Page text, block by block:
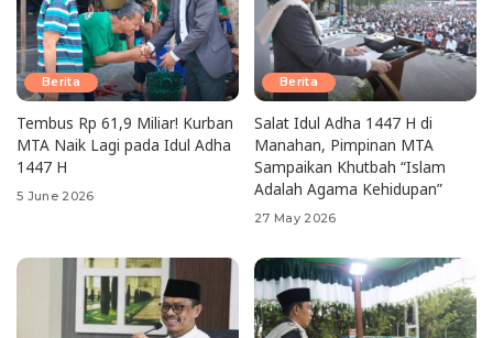
Berita
Tembus Rp 61,9 Miliar! Kurban
MTA Naik Lagi pada Idul Adha
1447 H
5 June 2026
Berita
Salat Idul Adha 1447 H di
Manahan, Pimpinan MTA
Sampaikan Khutbah “Islam
Adalah Agama Kehidupan”
27 May 2026